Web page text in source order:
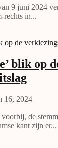
9 juni 2024
rechts in...
blik op
16, 2024
de
kant zijn er...